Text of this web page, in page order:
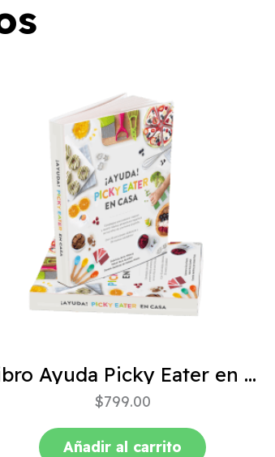
Libro Ayuda Picky Eater en casa
$799.00
Añadir al carrito